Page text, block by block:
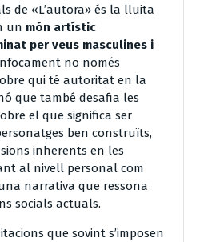
de «L’autora» és la lluita
un món artístic
per veus masculines i
no només
qui té autoritat en la
que també desafia les
el que significa ser
ben construïts,
inherents en les
al nivell personal com
narrativa que ressona
socials actuals.
que sovint s’imposen